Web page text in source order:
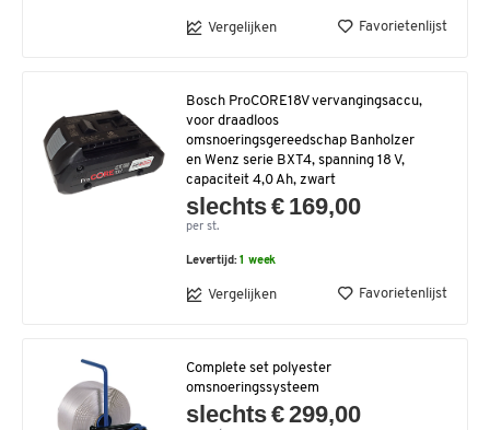
Vergelijken Favorietenlijst
Bosch ProCORE18V vervangingsaccu,
voor draadloos
omsnoeringsgereedschap Banholzer
en Wenz serie BXT4, spanning 18 V,
capaciteit 4,0 Ah, zwart
slechts € 169,00
per st.
Levertijd:1 week
Vergelijken Favorietenlijst
Complete set polyester
omsnoeringssysteem
slechts € 299,00